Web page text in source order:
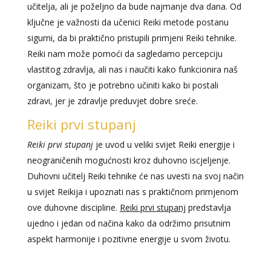
učitelja, ali je poželjno da bude najmanje dva dana. Od
ključne je važnosti da učenici Reiki metode postanu
sigurni, da bi praktično pristupili primjeni Reiki tehnike.
Reiki nam može pomoći da sagledamo percepciju
vlastitog zdravlja, ali nas i naučiti kako funkcionira naš
organizam, što je potrebno učiniti kako bi postali
zdravi, jer je zdravlje preduvjet dobre sreće.
Reiki prvi stupanj
Reiki prvi stupanjje uvod u veliki svijet Reiki energije i
neograničenih mogućnosti kroz duhovno iscjeljenje.
Duhovni učitelj Reiki tehnike će nas uvesti na svoj način
u svijet Reikija i upoznati nas s praktičnom primjenom
ove duhovne discipline. Reiki prvi stupanj predstavlja
ujedno i jedan od načina kako da održimo prisutnim
aspekt harmonije i pozitivne energije u svom životu.